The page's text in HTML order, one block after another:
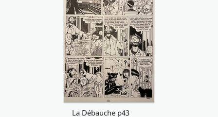
La Débauche p43